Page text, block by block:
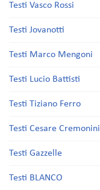
Testi Vasco Rossi
Testi Jovanotti
Testi Marco Mengoni
Testi Lucio Battisti
Testi Tiziano Ferro
Testi Cesare Cremonini
Testi Gazzelle
Testi BLANCO